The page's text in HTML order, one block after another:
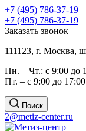
+7 (495) 786-37-19
+7 (495) 786-37-19
Заказать звонок
111123, г. Москва,
Пн. – Чт.: с 9:00 до
Пт. – с 9:00 до 17:00
Поиск
2@metiz-center.ru